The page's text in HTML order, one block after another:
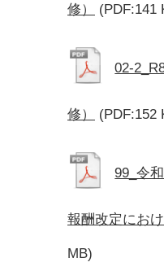
修） (PDF:141
02-
修） (PDF:152
99_令
報酬改定にお
MB)